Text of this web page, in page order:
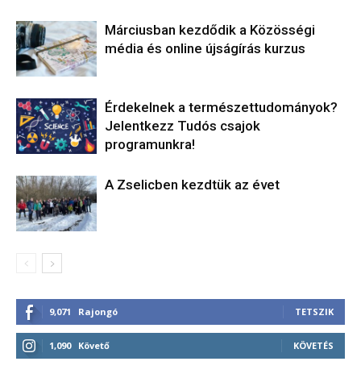
Márciusban kezdődik a Közösségi
média és online újságírás kurzus
Érdekelnek a természettudományok?
Jelentkezz Tudós csajok
programunkra!
A Zselicben kezdtük az évet
9,071 Rajongó TETSZIK
1,090 Követő KÖVETÉS